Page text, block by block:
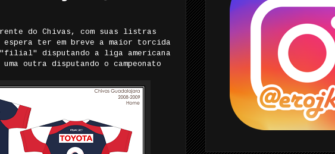
do Chivas, com suas listras
espera ter em breve a maior torcida
"filial" disputando a liga americana
outra disputando o campeonato